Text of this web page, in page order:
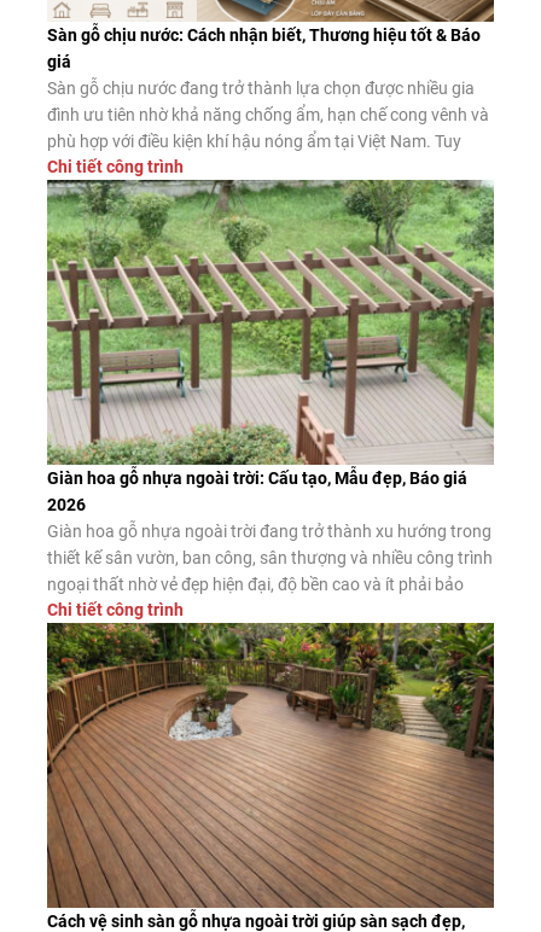
Sàn gỗ chịu nước: Cách nhận biết, Thương hiệu tốt & Báo
giá
Sàn gỗ chịu nước đang trở thành lựa chọn được nhiều gia
đình ưu tiên nhờ khả năng chống ẩm, hạn chế cong vênh và
phù hợp với điều kiện khí hậu nóng ẩm tại Việt Nam. Tuy
nhiên, không phải sản phẩm nào được quảng cáo là “chịu
nước” cũng có chất lượng như […]
Chi tiết công trình
Giàn hoa gỗ nhựa ngoài trời: Cấu tạo, Mẫu đẹp, Báo giá
2026
Giàn hoa gỗ nhựa ngoài trời đang trở thành xu hướng trong
thiết kế sân vườn, ban công, sân thượng và nhiều công trình
ngoại thất nhờ vẻ đẹp hiện đại, độ bền cao và ít phải bảo
dưỡng. Đây là giải pháp thay thế hiệu quả cho giàn hoa gỗ
tự nhiên và giàn […]
Chi tiết công trình
Cách vệ sinh sàn gỗ nhựa ngoài trời giúp sàn sạch đẹp,